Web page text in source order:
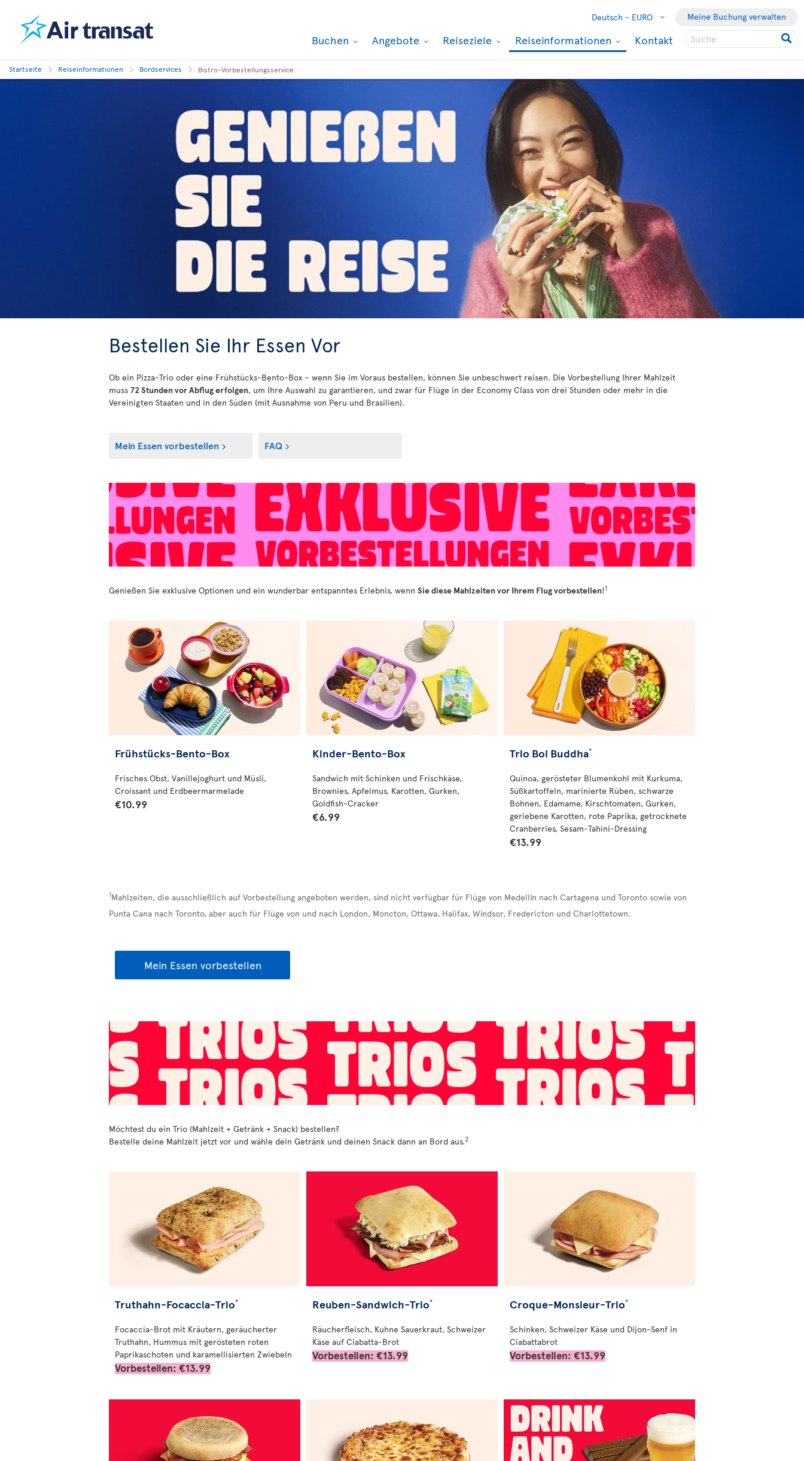
Deutsch - EURO Meine Buchung verwalten
Buchen Angebote Reiseziele Reiseinformationen Kontakt
Startseite Reiseinformationen Bordservices Bistro-Vorbestellungsservice
Bestellen Sie Ihr Essen Vor
Ob ein Pizza-Trio oder eine Frühstücks-Bento-Box – wenn Sie im Voraus bestellen, können Sie unbeschwert reisen. Die Vorbestellung Ihrer Mahlzeit
muss 72 Stunden vor Abflug erfolgen, um Ihre Auswahl zu garantieren, und zwar für Flüge in der Economy Class von drei Stunden oder mehr in die
Vereinigten Staaten und in den Süden (mit Ausnahme von Peru und Brasilien).
Mein Essen vorbestellen FAQ
Genießen Sie exklusive Optionen und ein wunderbar entspanntes Erlebnis, wenn Sie diese Mahlzeiten vor Ihrem Flug vorbestellen!1
Frühstücks-Bento-Box
Frisches Obst, Vanillejoghurt und Müsli,
Croissant und Erdbeermarmelade
€10.99
Kinder-Bento-Box
Sandwich mit Schinken und Frischkäse,
Brownies, Apfelmus, Karotten, Gurken,
Goldfish-Cracker
€6.99
Trio Bol Buddha*
Quinoa, gerösteter Blumenkohl mit Kurkuma,
Süßkartoffeln, marinierte Rüben, schwarze
Bohnen, Edamame, Kirschtomaten, Gurken,
geriebene Karotten, rote Paprika, getrocknete
Cranberries, Sesam-Tahini-Dressing
€13.99
1Mahlzeiten, die ausschließlich auf Vorbestellung angeboten werden, sind nicht verfügbar für Flüge von Medellín nach Cartagena und Toronto sowie von
Punta Cana nach Toronto, aber auch für Flüge von und nach London, Moncton, Ottawa, Halifax, Windsor, Fredericton und Charlottetown.
Mein Essen vorbestellen
Möchtest du ein Trio (Mahlzeit + Getränk + Snack) bestellen?
Bestelle deine Mahlzeit jetzt vor und wähle dein Getränk und deinen Snack dann an Bord aus.2
Truthahn-Focaccia-Trio*
Focaccia-Brot mit Kräutern, geräucherter
Truthahn, Hummus mit gerösteten roten
Paprikaschoten und karamellisierten Zwiebeln
Vorbestellen: €13.99
Reuben-Sandwich-Trio*
Räucherfleisch, Kuhne Sauerkraut, Schweizer
Käse auf Ciabatta-Brot
Vorbestellen: €13.99
Croque-Monsieur-Trio*
Schinken, Schweizer Käse und Dijon-Senf in
Ciabattabrot
Vorbestellen: €13.99